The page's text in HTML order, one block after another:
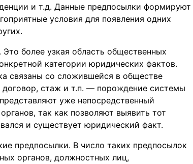
и т.д. Данные предпосылки формируют
условия для появления одних
более узкая область общественных
категории юридических фактов.
связаны со сложившейся в обществе
стаж и т.п. — порождение системы
уже непосредственный
так как позволяют выявить тот
и существует юридический факт.
предпосылки. В число таких предпосылок
органов, должностных лиц,